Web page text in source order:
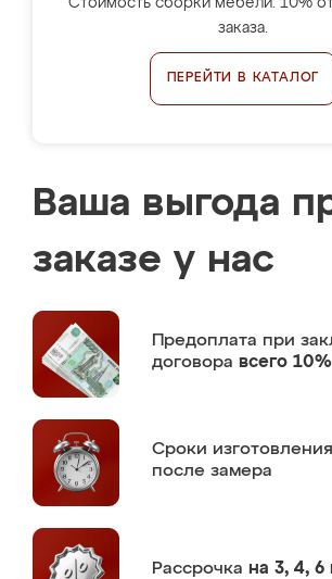
Стоимость сборки мебели: 10%
заказа.
ПЕРЕЙТИ В КАТАЛОГ
Ваша выгода
заказе у нас
Предоплата при
договора всего 10%
Сроки изготовления
после замера
Рассрочка на 3, 4, 6